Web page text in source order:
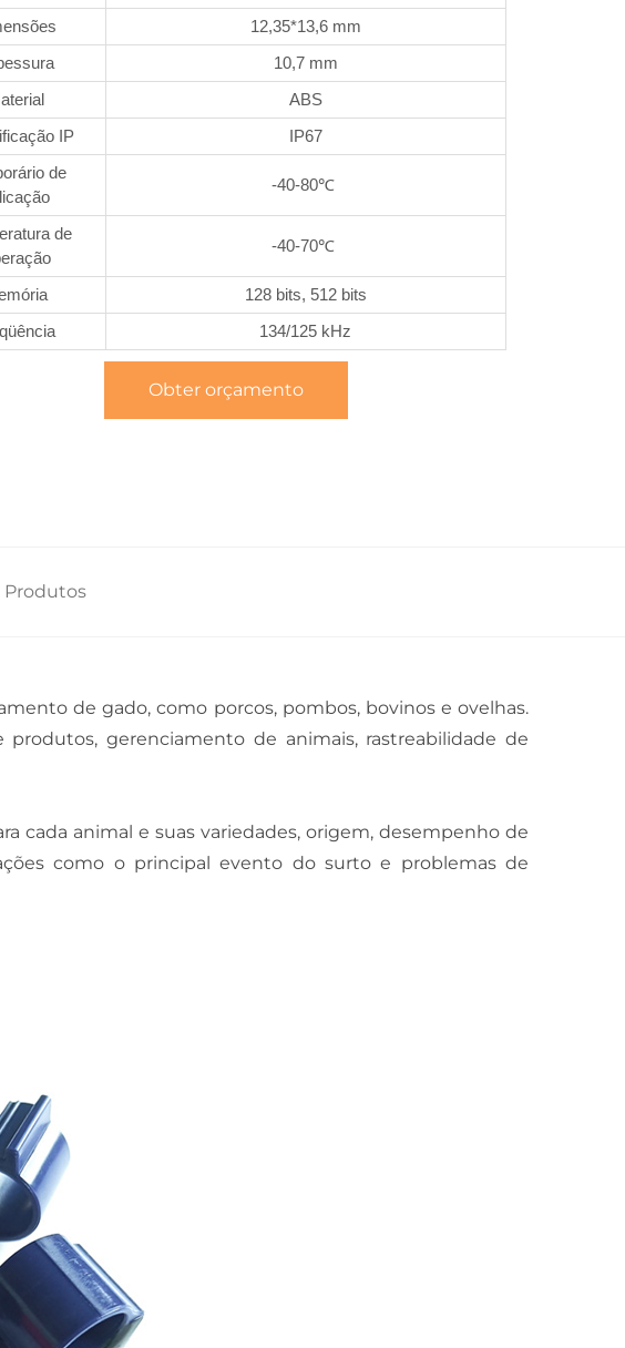
12,35*13,6 mm
10,7 mm
ABS
IP
IP67
de
-40-80℃
de
-40-70℃
128 bits, 512 bits
134/125 kHz
Obter orçamento
Produtos
de gado, como porcos, pombos, bovinos e ovelhas.
gerenciamento de animais, rastreabilidade de
cada animal e suas variedades, origem, desempenho de
como o principal evento do surto e problemas de